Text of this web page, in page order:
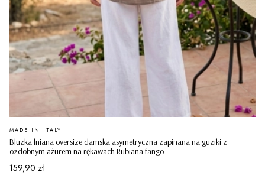
Bluzka lniana oversize damska asymetryczna zapinana na guziki z
ozdobnym ażurem na rękawach Rubiana fango
PRODUCENT
MADE IN ITALY
Cena
159,90 zł